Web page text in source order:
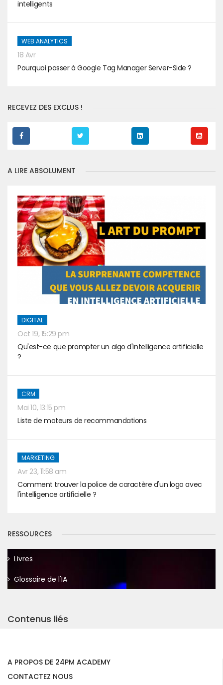
intelligents
WEB ANALYTICS
18 Avr
Pourquoi passer à Google Tag Manager Server-Side ?
RECEVEZ DES EXCLUS !
A LIRE ABSOLUMENT
DIGITAL
Oct 19, 15:29 pm
Qu'est-ce que prompter un algo d'intelligence artificielle
?
CRM
Mai 10, 13:15 pm
Liste de moteurs de recommandations
MARKETING
Avr 23, 11:58 am
Comment trouver la police de caractère d'un logo avec
l'intelligence artificielle ?
RESSOURCES
Livres
Glossaire de l'IA
Contenus liés
A PROPOS DE 24PM ACADEMY
CONTACTEZ NOUS